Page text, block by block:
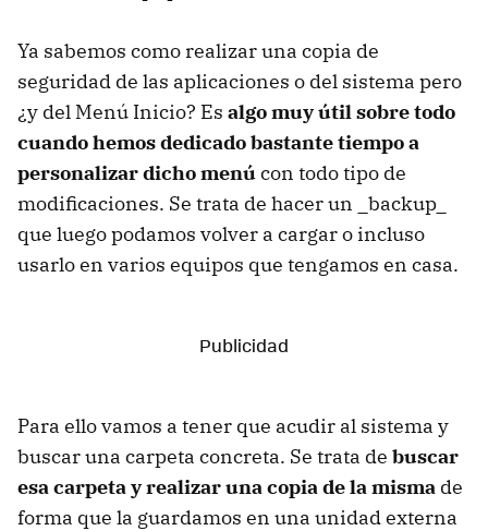
Ya sabemos como realizar una copia de
seguridad de las aplicaciones o del sistema pero
¿y del Menú Inicio? Es algo muy útil sobre todo
cuando hemos dedicado bastante tiempo a
personalizar dicho menúcon todo tipo de
modificaciones. Se trata de hacer un _backup_
que luego podamos volver a cargar o incluso
usarlo en varios equipos que tengamos en casa.
Para ello vamos a tener que acudir al sistema y
buscar una carpeta concreta. Se trata de buscar
esa carpeta y realizar una copia de la misma de
forma que la guardamos en una unidad externa